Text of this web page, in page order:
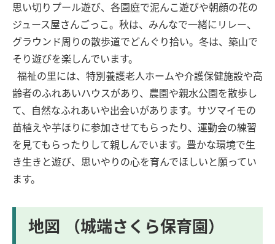
思い切りプール遊び、各園庭で泥んこ遊びや朝顔の花の
ジュース屋さんごっこ。秋は、みんなで一緒にリレー、
グラウンド周りの散歩道でどんぐり拾い。冬は、築山で
そり遊びを楽しんでいます。
福祉の里には、特別養護老人ホームや介護保健施設や高
齢者のふれあいハウスがあり、農園や親水公園を散歩し
て、自然なふれあいや出会いがあります。サツマイモの
苗植えや芋ほりに参加させてもらったり、運動会の練習
を見てもらったりして親しんでいます。豊かな環境で生
き生きと遊び、思いやりの心を育んでほしいと願ってい
ます。
地図 （城端さくら保育園）